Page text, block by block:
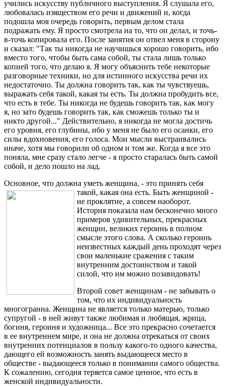
учились искусству публичного выступления. Я слушала его,
любовалась изяществом его речи и движений и, когда
подошла моя очередь говорить, первым делом стала
подражать ему. Я просто смотрела на то, что он делал, и точь-
в-точь копировала его. После занятия он отвел меня в сторону
и сказал: "Так ты никогда не научишься хорошо говорить, ибо
вместо того, чтобы быть сама собой, ты стала лишь только
копией того, что делаю я. Я могу объяснить тебе некоторые
разговорные техники, но для истинного искусства речи их
недостаточно. Ты должна говорить так, как ты чувствуешь,
выражать себя такой, какая ты есть. Ты должна пробудить все,
что есть в тебе. Ты никогда не будешь говорить так, как могу
я, но зато будешь говорить так, как сможешь только ты и
никто другой..." Действительно, я никогда не могла достичь
его уровня, его глубины, ибо у меня не было его осанки, его
силы вдохновения, его голоса. Мои мысли выстраивались
иначе, хотя мы говорили об одном и том же. Когда я все это
поняла, мне сразу стало легче - я просто старалась быть самой
собой, и дело пошло на лад.
Основное, что должна уметь женщина, - это принять себя
такой, какая она есть. Быть женщиной -
не проклятие, а совсем наоборот.
История показала нам бесконечно много
примеров удивительных, прекрасных
женщин, великих героинь в полном
смысле этого слова. А сколько героинь
неизвестных каждый день проходят через
свои маленькие сражения с таким
внутренним достоинством и такой
силой, что им можно позавидовать!
Второй совет женщинам - не забывать о
том, что их индивидуальность
многогранна. Женщина не является только матерью, только
супругой - в ней живут также любимая и любящая, жрица,
богиня, героиня и художница... Все это прекрасно сочетается
в ее внутреннем мире, и она не должна отрекаться от своих
внутренних потенциалов в пользу какого-то одного качества,
дающего ей возможность занять выдающееся место в
обществе - выдающееся только в понимании самого общества.
К сожалению, сегодня теряется самое ценное, что есть в
женской индивидуальности.